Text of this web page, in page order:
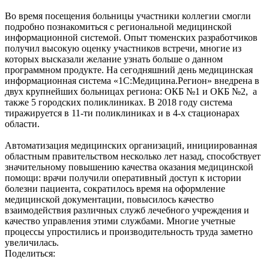
Во время посещения больницы участники коллегии смогли
подробно познакомиться с региональной медицинской
информационной системой. Опыт тюменских разработчиков
получил высокую оценку участников встречи, многие из
которых высказали желание узнать больше о данном
программном продукте. На сегодняшний день медицинская
информационная система «1С:Медицина.Регион» внедрена в
двух крупнейших больницах региона: ОКБ №1 и ОКБ №2, а
также 5 городских поликлиниках. В 2018 году система
тиражируется в 11-ти поликлиниках и в 4-х стационарах
области.
Автоматизация медицинских организаций, инициированная
областным правительством несколько лет назад, способствует
значительному повышению качества оказания медицинской
помощи: врачи получили оперативный доступ к истории
болезни пациента, сократилось время на оформление
медицинской документации, повысилось качество
взаимодействия различных служб лечебного учреждения и
качество управления этими службами. Многие учетные
процессы упростились и производительность труда заметно
увеличилась.
Поделиться: